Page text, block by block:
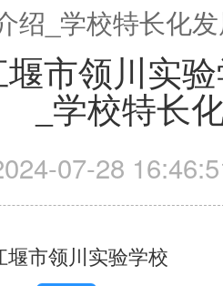
绍_学校特长化
堰市领川实
_学校特长
07-28
堰市领川实验学校